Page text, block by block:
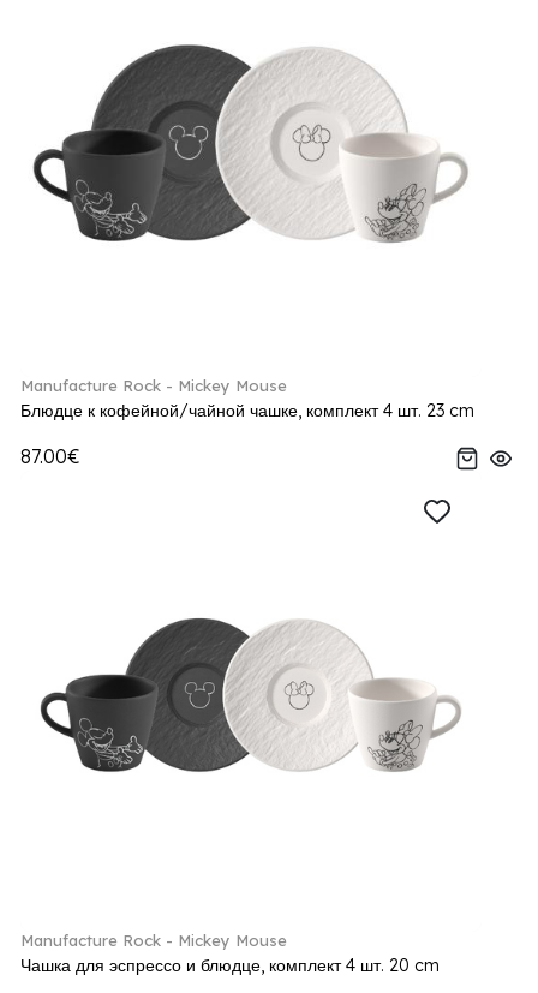
Manufacture Rock - Mickey Mouse
Блюдце к кофейной/чайной чашке, комплект 4 шт. 23 cm
87.00€
Manufacture Rock - Mickey Mouse
Чашка для эспрессо и блюдце, комплект 4 шт. 20 cm